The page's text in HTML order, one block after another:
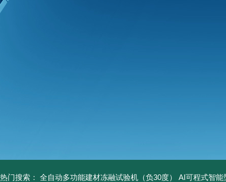
热门搜索： 全自动多功能建材冻融试验机（负30度） AI可程式智能